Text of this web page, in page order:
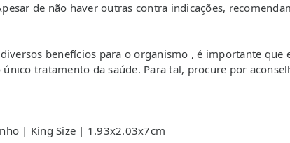
de não haver outras contra indicações,
benefícios para o organismo , é importante que
tratamento da saúde. Para tal, procure por
| King Size | 1.93x2.03x7cm